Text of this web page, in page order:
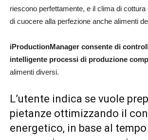
riescono perfettamente, e il clima di
di cuocere alla perfezione anche alimenti
iProductionManager consente di
intelligente processi di produzione
alimenti diversi.
L’utente indica se vuole
pietanze ottimizzando il
energetico, in base al